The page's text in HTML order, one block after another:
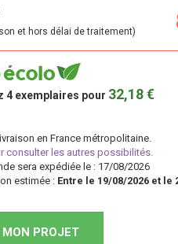
et hors délai de traitement)
4 exemplaires pour 32,18 €
en France métropolitaine.
consulter les autres possibilités.
sera expédiée le : 17/08/2026
estimée : Entre le 19/08/2026 et le